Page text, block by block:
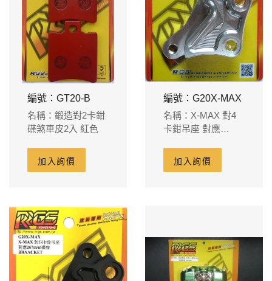
編號：GT20-B
名稱：鍛造對2卡鉗
碟煞車皮2入 紅色
加入詢價
編號：G20X-MAX
名稱：X-MAX 對4
卡鉗吊座 對應
加入詢價